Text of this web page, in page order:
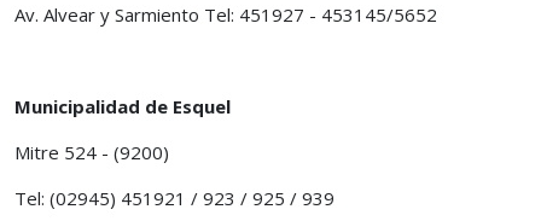
Av. Alvear y Sarmiento Tel: 451927 - 453145/5652
Municipalidad de Esquel
Mitre 524 - (9200)
Tel: (02945) 451921 / 923 / 925 / 939